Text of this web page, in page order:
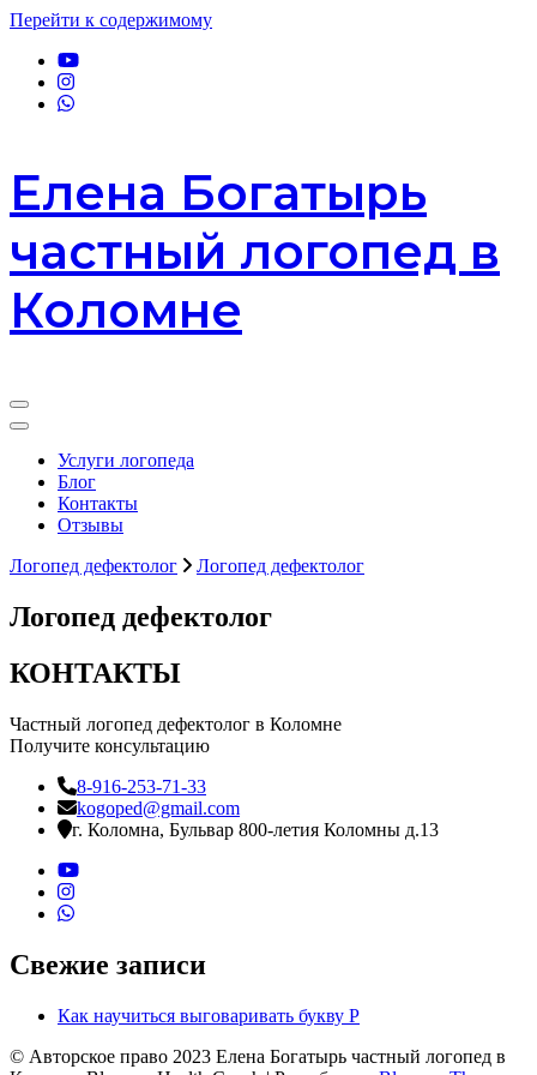
Перейти к содержимому
Елена Богатырь
частный логопед в
Коломне
Услуги логопеда
Блог
Контакты
Отзывы
Логопед дефектолог
Логопед дефектолог
Логопед дефектолог
КОНТАКТЫ
Частный логопед дефектолог в Коломне
Получите консультацию
8-916-253-71-33
kogoped@gmail.com
г. Коломна, Бульвар 800-летия Коломны д.13
Свежие записи
Как научиться выговаривать букву Р
© Авторское право 2023 Елена Богатырь частный логопед в